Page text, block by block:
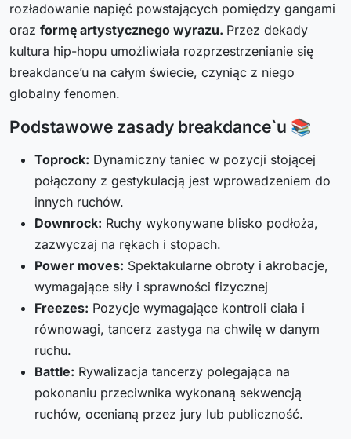
rozładowanie napięć powstających pomiędzy gangami
oraz formę artystycznego wyrazu. Przez dekady
kultura hip-hopu umożliwiała rozprzestrzenianie się
breakdance’u na całym świecie, czyniąc z niego
globalny fenomen.
Podstawowe zasady breakdance`u 📚
Toprock: Dynamiczny taniec w pozycji stojącej
połączony z gestykulacją jest wprowadzeniem do
innych ruchów.
Downrock: Ruchy wykonywane blisko podłoża,
zazwyczaj na rękach i stopach.
Power moves: Spektakularne obroty i akrobacje,
wymagające siły i sprawności fizycznej
Freezes: Pozycje wymagające kontroli ciała i
równowagi, tancerz zastyga na chwilę w danym
ruchu.
Battle: Rywalizacja tancerzy polegająca na
pokonaniu przeciwnika wykonaną sekwencją
ruchów, ocenianą przez jury lub publiczność.